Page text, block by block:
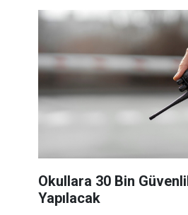
Okullara 30 Bin
Yapılacak